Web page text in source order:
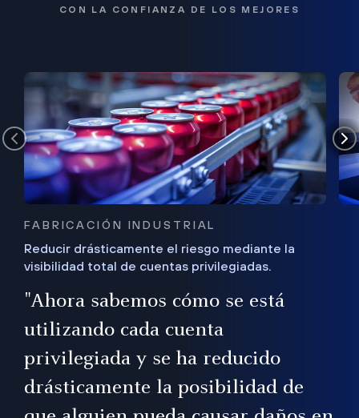
CON LA CONFIANZA DE LOS MEJORES
FABRICACIÓN INDUSTRIAL
Reducir drásticamente el riesgo mediante la
visibilidad total de cuentas privilegiadas.
"Ahora sabemos cómo se está
utilizando cada cuenta
privilegiada y se ha reducido
drásticamente la posibilidad de